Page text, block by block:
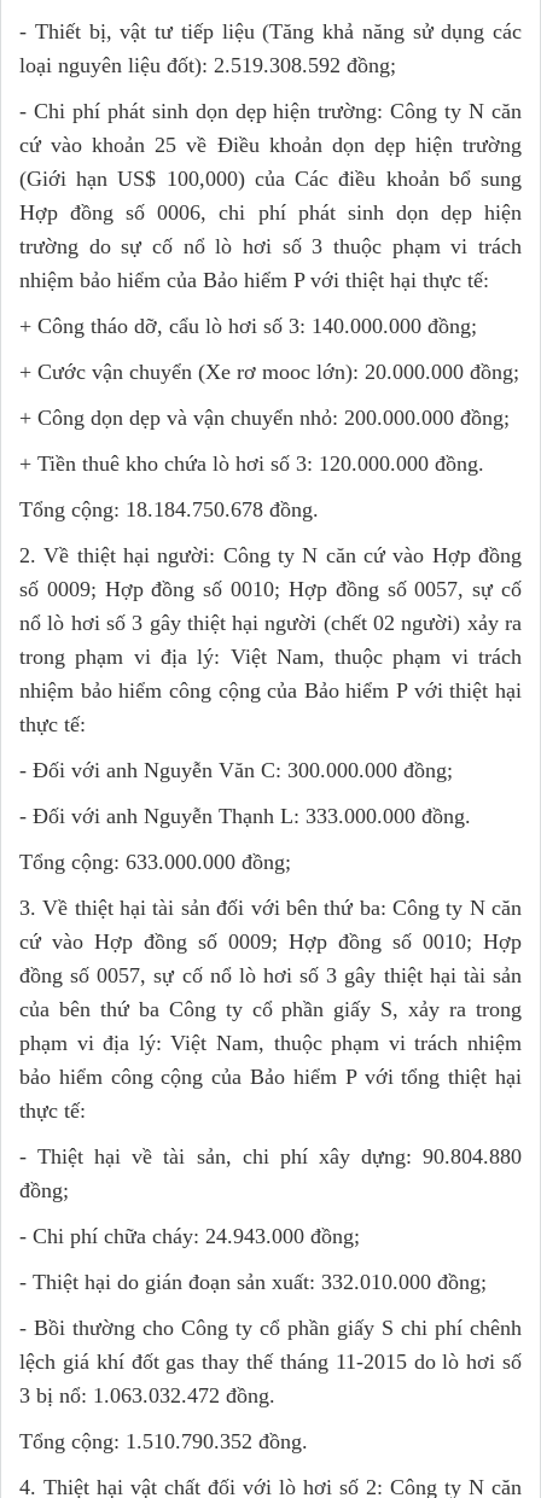
- Thiết bị, vật tư tiếp liệu (Tăng khả năng sử dụng các
loại nguyên liệu đốt): 2.519.308.592 đồng;
- Chi phí phát sinh dọn dẹp hiện trường: Công ty N căn
cứ vào khoản 25 về Điều khoản dọn dẹp hiện trường
(Giới hạn US$ 100,000) của Các điều khoản bổ sung
Hợp đồng số 0006, chi phí phát sinh dọn dẹp hiện
trường do sự cố nổ lò hơi số 3 thuộc phạm vi trách
nhiệm bảo hiểm của Bảo hiểm P với thiệt hại thực tế:
+ Công tháo dỡ, cẩu lò hơi số 3: 140.000.000 đồng;
+ Cước vận chuyển (Xe rơ mooc lớn): 20.000.000 đồng;
+ Công dọn dẹp và vận chuyển nhỏ: 200.000.000 đồng;
+ Tiền thuê kho chứa lò hơi số 3: 120.000.000 đồng.
Tổng cộng: 18.184.750.678 đồng.
2. Về thiệt hại người: Công ty N căn cứ vào Hợp đồng
số 0009; Hợp đồng số 0010; Hợp đồng số 0057, sự cố
nổ lò hơi số 3 gây thiệt hại người (chết 02 người) xảy ra
trong phạm vi địa lý: Việt Nam, thuộc phạm vi trách
nhiệm bảo hiểm công cộng của Bảo hiểm P với thiệt hại
thực tế:
- Đối với anh Nguyễn Văn C: 300.000.000 đồng;
- Đối với anh Nguyễn Thạnh L: 333.000.000 đồng.
Tổng cộng: 633.000.000 đồng;
3. Về thiệt hại tài sản đối với bên thứ ba: Công ty N căn
cứ vào Hợp đồng số 0009; Hợp đồng số 0010; Hợp
đồng số 0057, sự cố nổ lò hơi số 3 gây thiệt hại tài sản
của bên thứ ba Công ty cổ phần giấy S, xảy ra trong
phạm vi địa lý: Việt Nam, thuộc phạm vi trách nhiệm
bảo hiểm công cộng của Bảo hiểm P với tổng thiệt hại
thực tế:
- Thiệt hại về tài sản, chi phí xây dựng: 90.804.880
đồng;
- Chi phí chữa cháy: 24.943.000 đồng;
- Thiệt hại do gián đoạn sản xuất: 332.010.000 đồng;
- Bồi thường cho Công ty cổ phần giấy S chi phí chênh
lệch giá khí đốt gas thay thế tháng 11-2015 do lò hơi số
3 bị nổ: 1.063.032.472 đồng.
Tổng cộng: 1.510.790.352 đồng.
4. Thiệt hại vật chất đối với lò hơi số 2: Công ty N căn